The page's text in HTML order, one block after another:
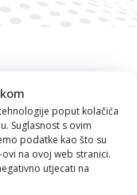
poput kolačića
Suglasnost s ovim
podatke kao što su
na ovoj web stranici.
utjecati na
vode za